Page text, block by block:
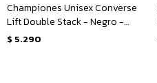
Championes Unisex Converse
Lift Double Stack - Negro -
Blanco
$ 5.290